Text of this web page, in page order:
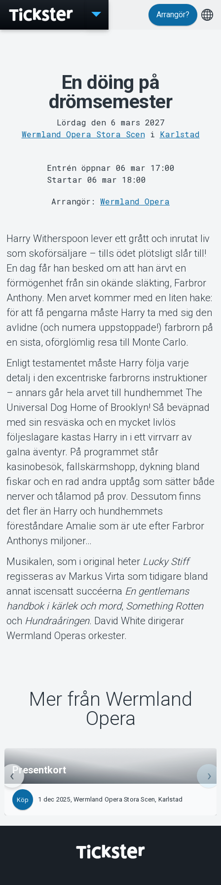
MyTickster
Support
Om Tickster
Arrangör?
En döing på
drömsemester
Lördag den 6 mars 2027
Wermland Opera Stora Sceni Karlstad
Entrén öppnar 06 mar 17:00
Startar 06 mar 18:00
Arrangör: Wermland Opera
Harry Witherspoon lever ett grått och inrutat liv
som skoförsäljare – tills ödet plötsligt slår till!
En dag får han besked om att han ärvt en
förmögenhet från sin okände släkting, Farbror
Anthony. Men arvet kommer med en liten hake:
för att få pengarna måste Harry ta med sig den
avlidne (och numera uppstoppade!) farbrorn på
en sista, oförglömlig resa till Monte Carlo.
Enligt testamentet måste Harry följa varje
detalj i den excentriske farbrorns instruktioner
– annars går hela arvet till hundhemmet The
Universal Dog Home of Brooklyn! Så beväpnad
med sin resväska och en mycket livlös
följeslagare kastas Harry in i ett virrvarr av
galna äventyr. På programmet står
kasinobesök, fallskärmshopp, dykning bland
fiskar och en rad andra upptåg som sätter både
nerver och tålamod på prov. Dessutom finns
det fler än Harry och hundhemmets
föreståndare Amalie som är ute efter Farbror
Anthonys miljoner…
Musikalen, som i original heter Lucky Stiff
regisseras av Markus Virta som tidigare bland
annat iscensatt succéerna En gentlemans
handbok i kärlek och mord, Something Rotten
och Hundraåringen. David White dirigerar
Wermland Operas orkester.
Mer från Wermland
Opera
Presentkort
Köp 1 dec 2025, Wermland Opera Stora Scen, Karlstad